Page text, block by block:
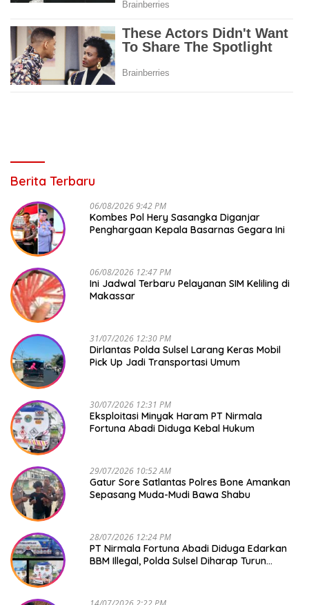
Berita Terbaru
06/08/2026 9:42 PM
Kombes Pol Hery Sasangka Diganjar
Penghargaan Kepala Basarnas Gegara Ini
06/08/2026 12:47 PM
Ini Jadwal Terbaru Pelayanan SIM Keliling di
Makassar
31/07/2026 12:30 PM
Dirlantas Polda Sulsel Larang Keras Mobil
Pick Up Jadi Transportasi Umum
30/07/2026 12:31 PM
Eksploitasi Minyak Haram PT Nirmala
Fortuna Abadi Diduga Kebal Hukum
29/07/2026 10:52 AM
Gatur Sore Satlantas Polres Bone Amankan
Sepasang Muda-Mudi Bawa Shabu
28/07/2026 12:24 PM
PT Nirmala Fortuna Abadi Diduga Edarkan
BBM Illegal, Polda Sulsel Diharap Turun